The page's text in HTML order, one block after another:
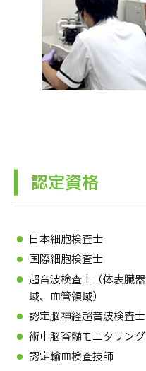
認定資格
日本細胞検査士
国際細胞検査士
超音波検査士（体表臓
域、血管領域）
認定脳神経超音波検査士
術中脳脊髄モニタリン
認定輸血検査技師